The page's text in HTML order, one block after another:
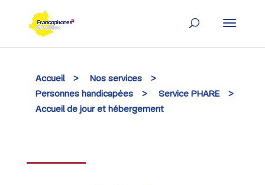
content
Accueil > Nos services
>
Personnes handicapées
> Service PHARE
>
Accueil de jour et hébergement